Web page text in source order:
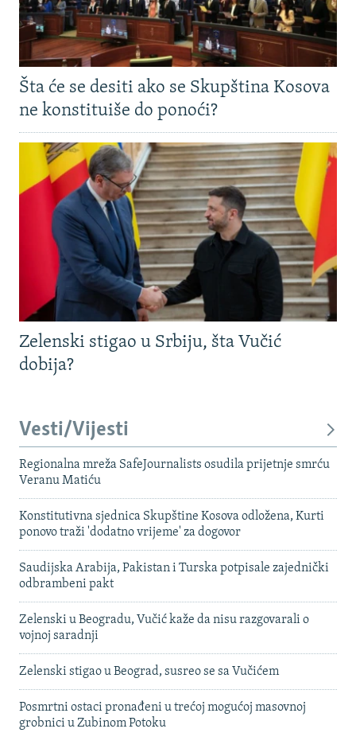
Šta će se desiti ako se Skupština Kosova
ne konstituiše do ponoći?
Zelenski stigao u Srbiju, šta Vučić
dobija?
Vesti/Vijesti
Regionalna mreža SafeJournalists osudila prijetnje smrću
Veranu Matiću
Konstitutivna sjednica Skupštine Kosova odložena, Kurti
ponovo traži 'dodatno vrijeme' za dogovor
Saudijska Arabija, Pakistan i Turska potpisale zajednički
odbrambeni pakt
Zelenski u Beogradu, Vučić kaže da nisu razgovarali o
vojnoj saradnji
Zelenski stigao u Beograd, susreo se sa Vučićem
Posmrtni ostaci pronađeni u trećoj mogućoj masovnoj
grobnici u Zubinom Potoku